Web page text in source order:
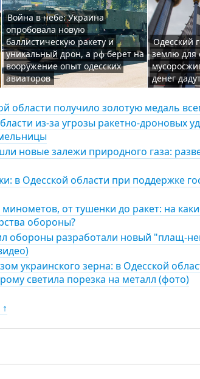
Война в небе: Украина
опробовала новую
баллистическую ракету и
уникальный дрон, а рф берет на
вооружение опыт одесских
авиаторов
Одесский
землю для
денег
области получило золотую медаль
из-за угрозы ракетно-дроновых
новые залежи природного газа:
в Одесской области при поддержке
от тушенки до ракет: на
обороны?
обороны разработали новый "плащ-
украинского зерна: в Одесской
светила порезка на металл (фото)